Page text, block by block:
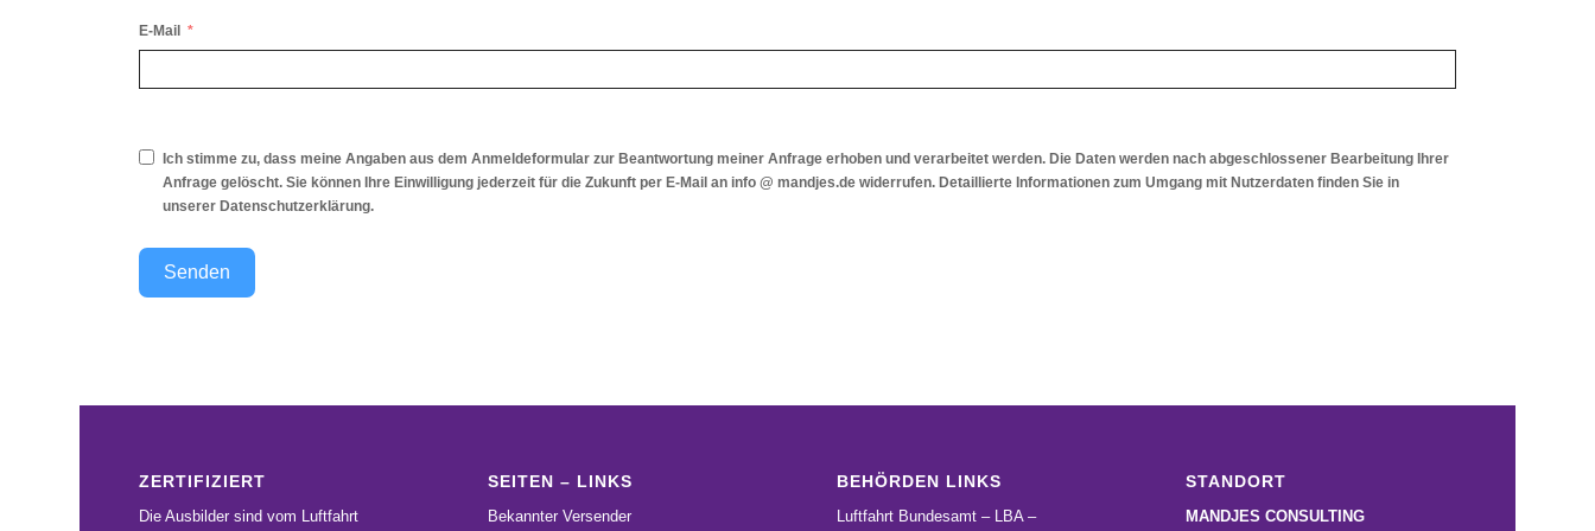
E-Mail
Ich stimme zu, dass meine Angaben aus dem Anmeldeformular zur Beantwortung meiner Anfrage erhoben und verarbeitet werden. Die Daten werden nach abgeschlossener Bearbeitung Ihrer
Anfrage gelöscht. Sie können Ihre Einwilligung jederzeit für die Zukunft per E-Mail an info @ mandjes.de widerrufen. Detaillierte Informationen zum Umgang mit Nutzerdaten finden Sie in
unserer Datenschutzerklärung.
Senden
ZERTIFIZIERT
Die Ausbilder sind vom Luftfahrt
SEITEN – LINKS
Bekannter Versender
BEHÖRDEN LINKS
Luftfahrt Bundesamt – LBA –
STANDORT
MANDJES CONSULTING